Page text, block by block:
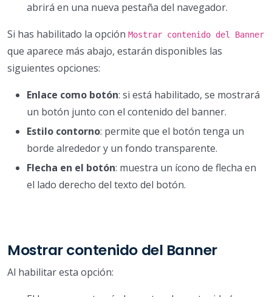
abrirá en una nueva pestaña del navegador.
Si has habilitado la opción Mostrar contenido del Banner
que aparece más abajo, estarán disponibles las
siguientes opciones:
Enlace como botón: si está habilitado, se mostrará
un botón junto con el contenido del banner.
Estilo contorno: permite que el botón tenga un
borde alrededor y un fondo transparente.
Flecha en el botón: muestra un ícono de flecha en
el lado derecho del texto del botón.
Mostrar contenido del Banner
Al habilitar esta opción: